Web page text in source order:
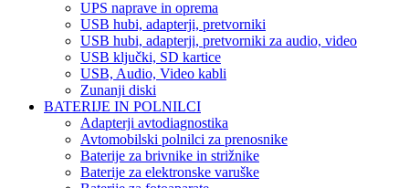
UPS naprave in oprema
USB hubi, adapterji, pretvorniki
USB hubi, adapterji, pretvorniki za audio, video
USB ključki, SD kartice
USB, Audio, Video kabli
Zunanji diski
BATERIJE IN POLNILCI
Adapterji avtodiagnostika
Avtomobilski polnilci za prenosnike
Baterije za brivnike in strižnike
Baterije za elektronske varuške